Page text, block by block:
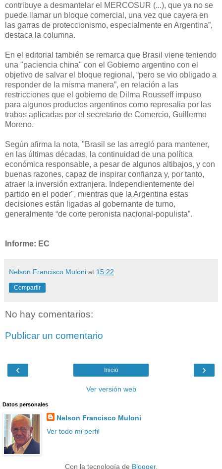
contribuye a desmantelar el MERCOSUR (...), que ya no se
puede llamar un bloque comercial, una vez que cayera en
las garras de proteccionismo, especialmente en Argentina”,
destaca la columna.
En el editorial también se remarca que Brasil viene teniendo
una "paciencia china" con el Gobierno argentino con el
objetivo de salvar el bloque regional, “pero se vio obligado a
responder de la misma manera”, en relación a las
restricciones que el gobierno de Dilma Rousseff impuso
para algunos productos argentinos como represalia por las
trabas aplicadas por el secretario de Comercio, Guillermo
Moreno.
Según afirma la nota, "Brasil se las arregló para mantener,
en las últimas décadas, la continuidad de una política
económica responsable, a pesar de algunos altibajos, y con
buenas razones, capaz de inspirar confianza y, por tanto,
atraer la inversión extranjera. Independientemente del
partido en el poder", mientras que la Argentina estas
decisiones están ligadas al gobernante de turno,
generalmente “de corte peronista nacional-populista”.
Informe: EC
Nelson Francisco Muloni at 15:22
Compartir
No hay comentarios:
Publicar un comentario
‹ ›
Inicio
Ver versión web
Datos personales
Nelson Francisco Muloni
Ver todo mi perfil
Con la tecnología de Blogger.